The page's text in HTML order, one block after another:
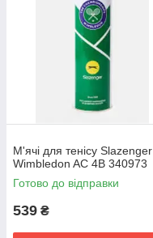
М'ячі для тенісу Slazenger
Wimbledon AC 4B 340973
Готово до відправки
539 ₴